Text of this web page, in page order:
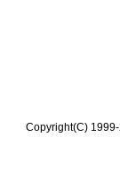
Copyright(C)